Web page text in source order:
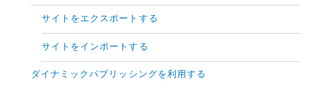
サイトをエクスポートする
サイトをインポートする
ダイナミックパブリッシングを利用する